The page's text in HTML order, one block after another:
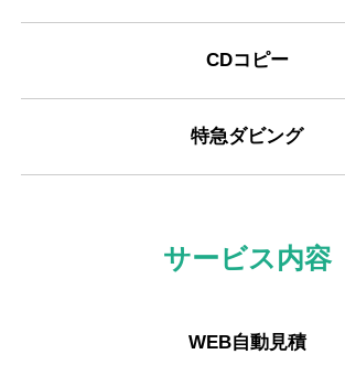
CDコピー
特急ダビング
サービス内容
WEB自動見積